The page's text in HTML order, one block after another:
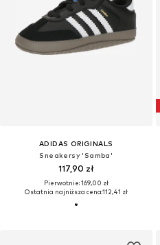
ADIDAS ORIGINALS
Sneakersy 'Samba'
117,90 zł
Pierwotnie: 169,00 zł
Ostatnia najniższa cena:112,41 zł